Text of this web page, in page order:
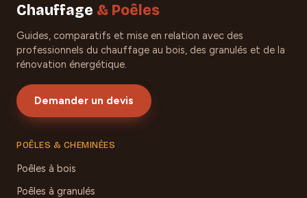
Chauffage & Poêles
Guides, comparatifs et mise en relation avec des
professionnels du chauffage au bois, des granulés et de la
rénovation énergétique.
Demander un devis
POÊLES & CHEMINÉES
Poêles à bois
Poêles à granulés